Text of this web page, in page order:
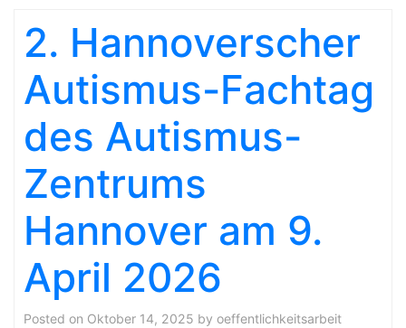
2. Hannoverscher
Autismus-Fachtag
des Autismus-
Zentrums
Hannover am 9.
April 2026
Posted on Oktober 14, 2025 by oeffentlichkeitsarbeit